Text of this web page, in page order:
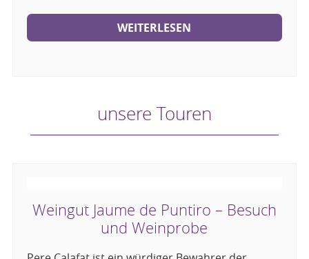
WEITERLESEN
unsere Touren
Weingut Jaume de Puntiro – Besuch
und Weinprobe